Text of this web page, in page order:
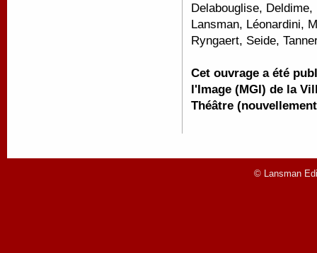
Delabouglise,
Lansman, Léonardini,
Ryngaert, Seide,
Cet ouvrage a été
l'Image (MGI) de la
Théâtre
© Lansman